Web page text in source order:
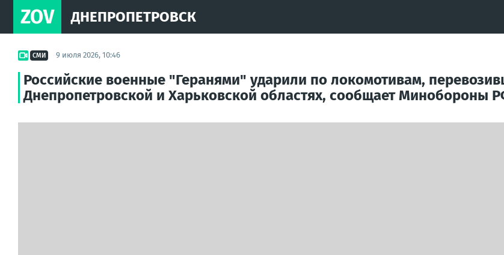
ZOV ДНЕПРОПЕТРОВСК
СМИ 9 июля 2026, 10:46
Российские военные "Геранями" ударили по локомотивам,
Днепропетровской и Харьковской областях, сообщает Минобороны